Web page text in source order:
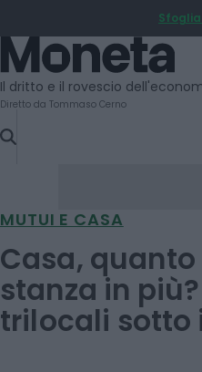
TO
CONTENT
Moneta
Il dritto e il rovescio
Diretto da Tommaso Cerno
MUTUI E CASA
Casa,
stanza in
trilocali sotto